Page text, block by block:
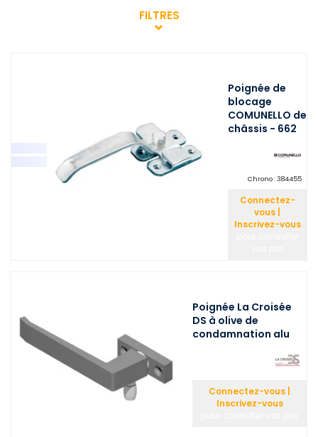
FILTRES
Poignée de
blocage
COMUNELLO de
châssis - 662
Chrono : 384455
Connectez-
vous |
Inscrivez-vous
Poignée La Croisée
DS à olive de
condamnation alu
Connectez-vous |
Inscrivez-vous